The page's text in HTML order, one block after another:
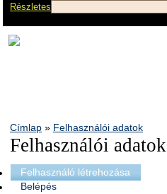
Részletes
Címlap » Felhasználói adatok
Felhasználói adatok
Felhasználó létrehozása
Belépés